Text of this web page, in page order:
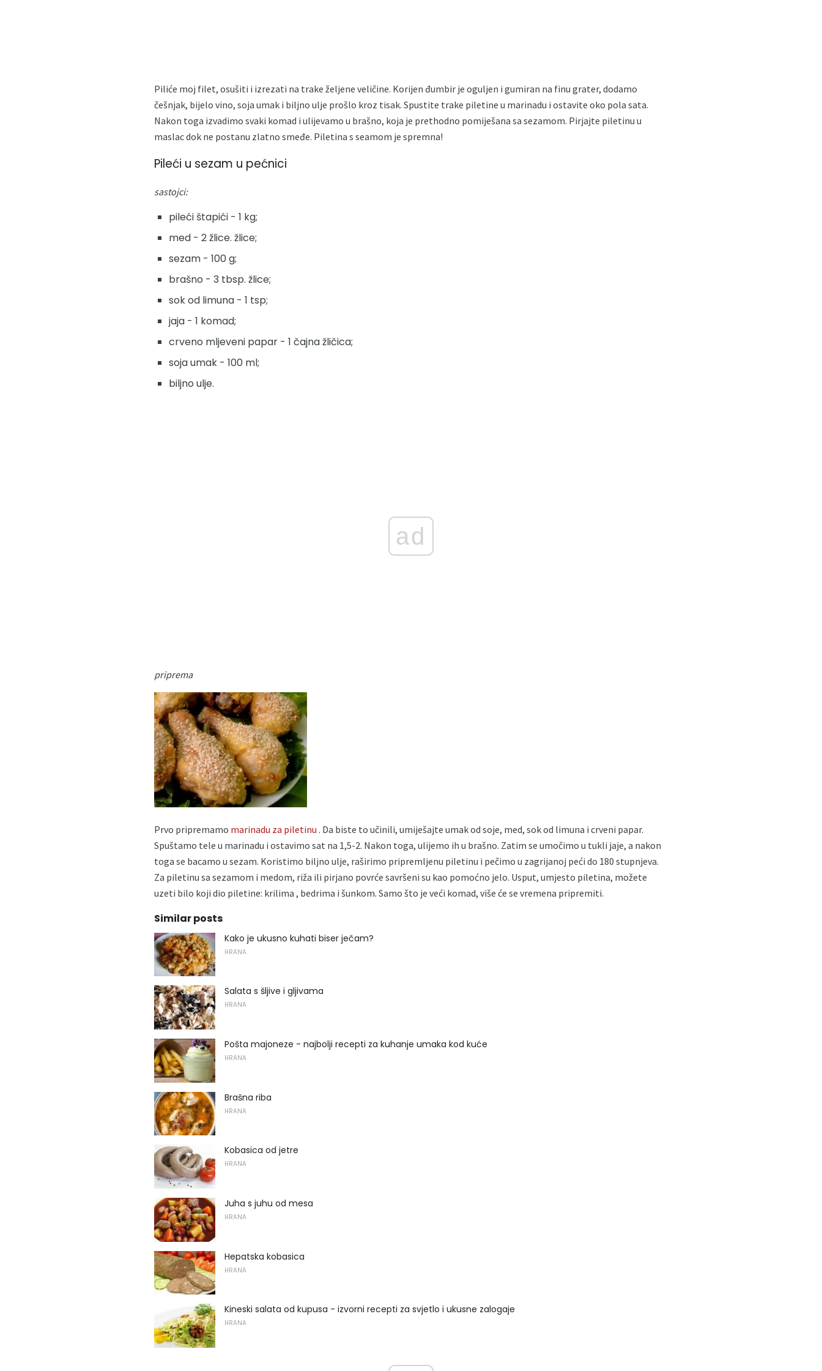
Piliće moj filet, osušiti i izrezati na trake željene veličine. Korijen đumbir je oguljen i gumiran na finu grater, dodamo
češnjak, bijelo vino, soja umak i biljno ulje prošlo kroz tisak. Spustite trake piletine u marinadu i ostavite oko pola sata.
Nakon toga izvadimo svaki komad i ulijevamo u brašno, koja je prethodno pomiješana sa sezamom. Pirjajte piletinu u
maslac dok ne postanu zlatno smeđe. Piletina s seamom je spremna!
Pileći u sezam u pećnici
sastojci:
pileći štapići - 1 kg;
med - 2 žlice. žlice;
sezam - 100 g;
brašno - 3 tbsp. žlice;
sok od limuna - 1 tsp;
jaja - 1 komad;
crveno mljeveni papar - 1 čajna žličica;
soja umak - 100 ml;
biljno ulje.
ad
priprema
Prvo pripremamo marinadu za piletinu . Da biste to učinili, umiješajte umak od soje, med, sok od limuna i crveni papar.
Spuštamo tele u marinadu i ostavimo sat na 1,5-2. Nakon toga, ulijemo ih u brašno. Zatim se umočimo u tukli jaje, a nakon
toga se bacamo u sezam. Koristimo biljno ulje, raširimo pripremljenu piletinu i pečimo u zagrijanoj peći do 180 stupnjeva.
Za piletinu sa sezamom i medom, riža ili pirjano povrće savršeni su kao pomoćno jelo. Usput, umjesto piletina, možete
uzeti bilo koji dio piletine: krilima , bedrima i šunkom. Samo što je veći komad, više će se vremena pripremiti.
Similar posts
Kako je ukusno kuhati biser ječam?
HRANA
Salata s šljive i gljivama
HRANA
Pošta majoneze - najbolji recepti za kuhanje umaka kod kuće
HRANA
Brašna riba
HRANA
Kobasica od jetre
HRANA
Juha s juhu od mesa
HRANA
Hepatska kobasica
HRANA
Kineski salata od kupusa - izvorni recepti za svjetlo i ukusne zalogaje
HRANA